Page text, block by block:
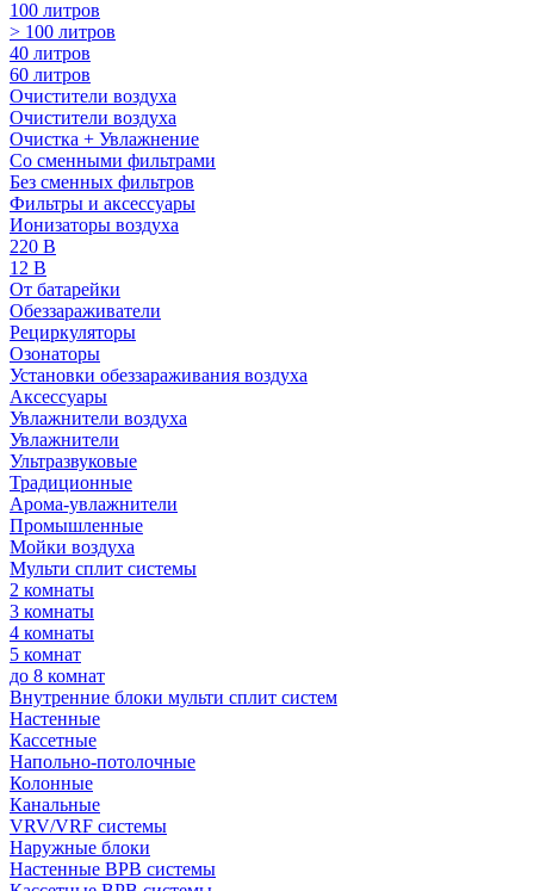
100 литров
> 100 литров
40 литров
60 литров
Очистители воздуха
Очистители воздуха
Очистка + Увлажнение
Cо сменными фильтрами
Без сменных фильтров
Фильтры и аксессуары
Ионизаторы воздуха
220 В
12 В
От батарейки
Обеззараживатели
Рециркуляторы
Озонаторы
Установки обеззараживания воздуха
Аксессуары
Увлажнители воздуха
Увлажнители
Ультразвуковые
Традиционные
Арома-увлажнители
Промышленные
Мойки воздуха
Мульти сплит системы
2 комнаты
3 комнаты
4 комнаты
5 комнат
до 8 комнат
Внутренние блоки мульти сплит систем
Настенные
Кассетные
Напольно-потолочные
Колонные
Канальные
VRV/VRF системы
Наружные блоки
Настенные ВРВ системы